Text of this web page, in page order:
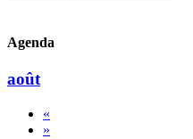
Agenda
août
«
»